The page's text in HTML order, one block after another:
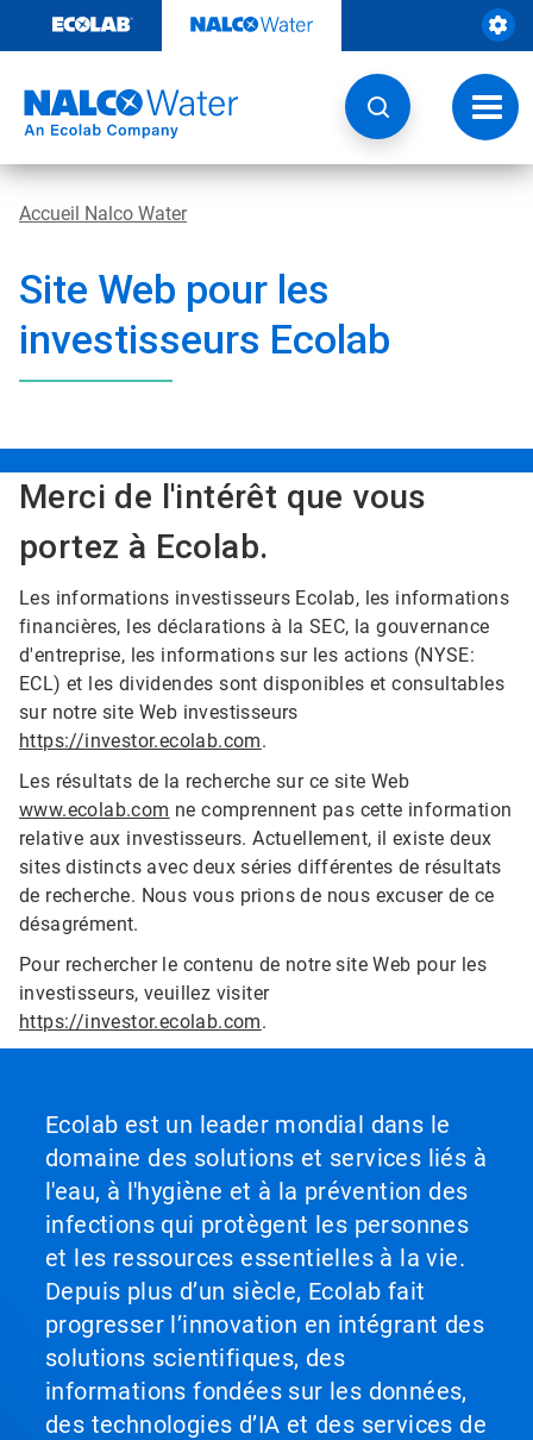
contenu
la
Accueil Nalco Water
Site Web pour les
investisseurs Ecolab
Merci de l'intérêt que vous
portez à Ecolab.
Les informations investisseurs Ecolab, les informations
financières, les déclarations à la SEC, la gouvernance
d'entreprise, les informations sur les actions (NYSE:
ECL) et les dividendes sont disponibles et consultables
sur notre site Web investisseurs
https://investor.ecolab.com.
Les résultats de la recherche sur ce site Web
www.ecolab.com ne comprennent pas cette information
relative aux investisseurs. Actuellement, il existe deux
sites distincts avec deux séries différentes de résultats
de recherche. Nous vous prions de nous excuser de ce
désagrément.
Pour rechercher le contenu de notre site Web pour les
investisseurs, veuillez visiter
https://investor.ecolab.com.
Ecolab est un leader mondial dans le
domaine des solutions et services liés à
l'eau, à l'hygiène et à la prévention des
infections qui protègent les personnes
et les ressources essentielles à la vie.
Depuis plus d’un siècle, Ecolab fait
progresser l’innovation en intégrant des
solutions scientifiques, des
informations fondées sur les données,
des technologies d’IA et des services de